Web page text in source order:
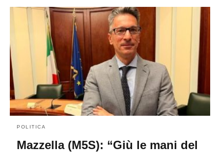
POLITICA
Mazzella (M5S): “Giù le mani del